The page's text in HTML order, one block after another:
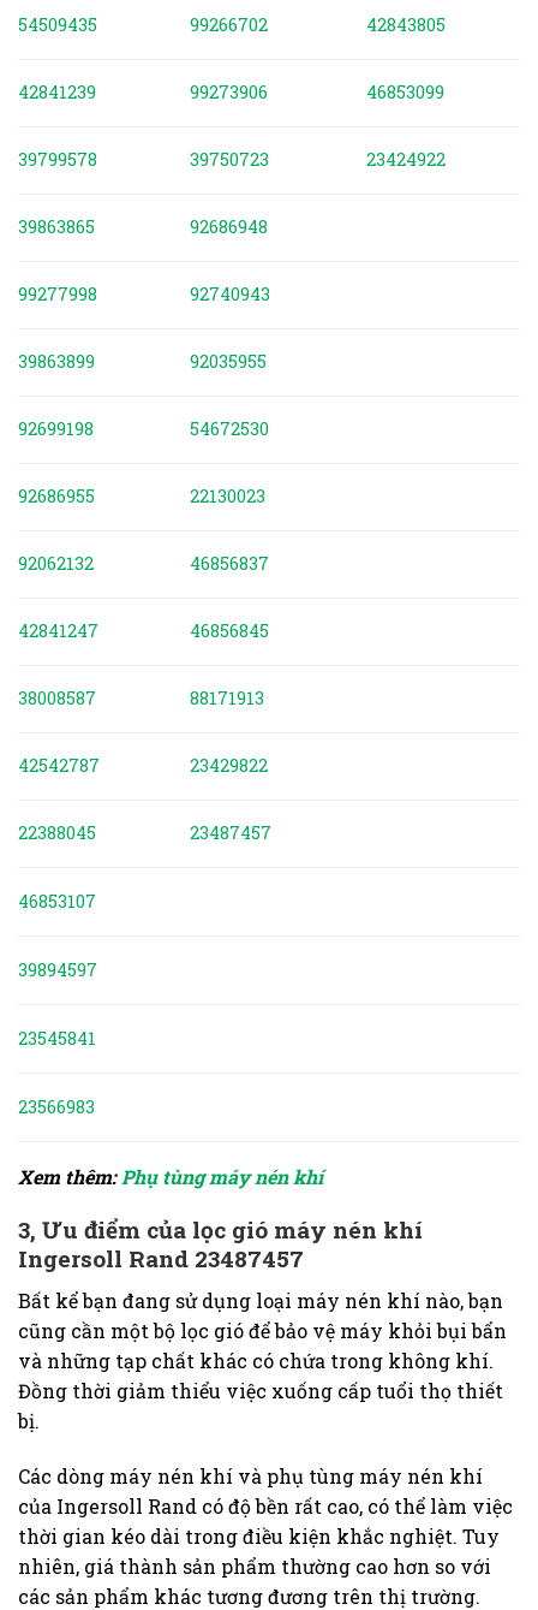
54509435 99266702 42843805
42841239 99273906 46853099
39799578 39750723 23424922
39863865 92686948
99277998 92740943
39863899 92035955
92699198 54672530
92686955 22130023
92062132 46856837
42841247 46856845
38008587 88171913
42542787 23429822
22388045 23487457
46853107
39894597
23545841
23566983
Xem thêm:Phụ tùng máy nén khí
3, Ưu điểm của lọc gió máy nén khí
Ingersoll Rand 23487457
Bất kể bạn đang sử dụng loại máy nén khí nào, bạn
cũng cần một bộ lọc gió để bảo vệ máy khỏi bụi bẩn
và những tạp chất khác có chứa trong không khí.
Đồng thời giảm thiểu việc xuống cấp tuổi thọ thiết
bị.
Các dòng máy nén khí và phụ tùng máy nén khí
của Ingersoll Rand có độ bền rất cao, có thể làm việc
thời gian kéo dài trong điều kiện khắc nghiệt. Tuy
nhiên, giá thành sản phẩm thường cao hơn so với
các sản phẩm khác tương đương trên thị trường.